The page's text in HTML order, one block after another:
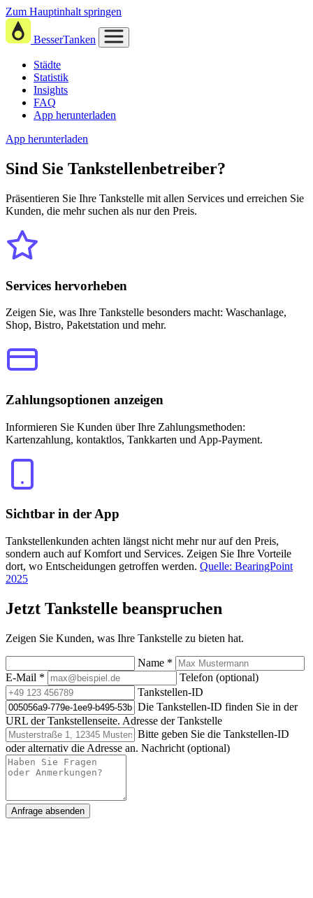
Zum Hauptinhalt springen
BesserTanken
Städte
Statistik
Insights
FAQ
App herunterladen
App herunterladen
Sind Sie Tankstellenbetreiber?
Präsentieren Sie Ihre Tankstelle mit allen Services und erreichen Sie
Kunden, die mehr suchen als nur den Preis.
Services hervorheben
Zeigen Sie, was Ihre Tankstelle besonders macht: Waschanlage,
Shop, Bistro, Paketstation und mehr.
Zahlungsoptionen anzeigen
Informieren Sie Kunden über Ihre Zahlungsmethoden:
Kartenzahlung, kontaktlos, Tankkarten und App-Payment.
Sichtbar in der App
Tankstellenkunden achten längst nicht mehr nur auf den Preis,
sondern auch auf Komfort und Services. Zeigen Sie Ihre Vorteile
dort, wo Entscheidungen getroffen werden. Quelle: BearingPoint
2025
Jetzt Tankstelle beanspruchen
Zeigen Sie Kunden, was Ihre Tankstelle zu bieten hat.
Name *
E-Mail *
Telefon (optional)
Tankstellen-ID
Die Tankstellen-ID finden Sie in der
URL der Tankstellenseite. Adresse der Tankstelle
Bitte geben Sie die Tankstellen-ID
oder alternativ die Adresse an. Nachricht (optional)
Anfrage absenden